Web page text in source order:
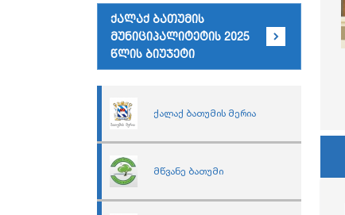
ქალაქ ბათუმის
მუნიციპალიტეტის 2025
წლის ბიუჯეტი
ქალაქ ბათუმის მერია
მწვანე ბათუმი